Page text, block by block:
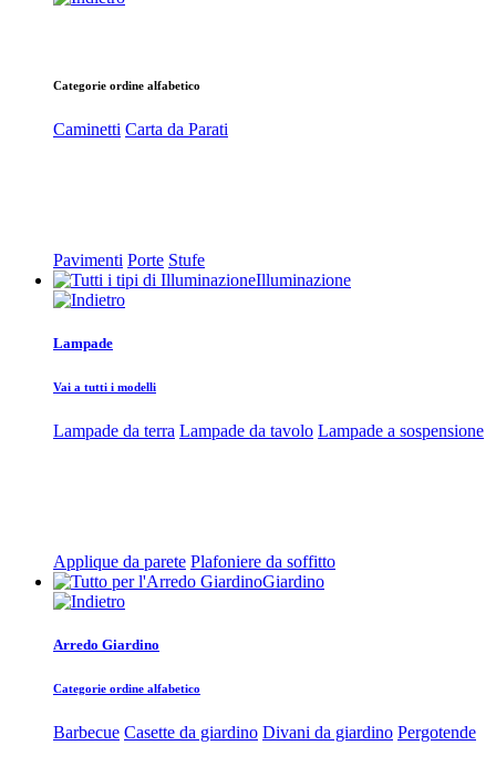
Categorie ordine alfabetico
Caminetti Carta da Parati
Pavimenti Porte Stufe
Illuminazione
Lampade
Vai a tutti i modelli
Lampade da terra Lampade da tavolo Lampade a sospensione
Applique da parete Plafoniere da soffitto
Giardino
Arredo Giardino
Categorie ordine alfabetico
Barbecue Casette da giardino Divani da giardino Pergotende